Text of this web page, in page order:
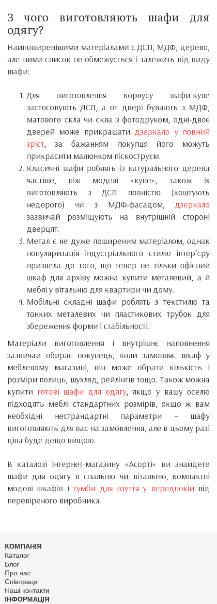
З чого виготовляють шафи для
одягу?
Найпоширенішими матеріалами є ДСП, МДФ, дерево,
але ними список не обмежується і залежить від виду
шафи:
Для виготовлення корпусу шафи-купе
застосовують ДСП, а от двері бувають з МДФ,
матового скла чи скла з фотодруком, одні-двоє
дверей може прикрашати дзеркало у повний
зріст, за бажанням покупця його можуть
прикрасити малюнком піскоструєм.
Класичні шафи роблять із натурального дерева
частіше, ніж моделі «купе», також їх
виготовляють з ДСП повністю (коштують
недорого) чи з МДФ-фасадом, дзеркало
зазвичай розміщують на внутрішній стороні
дверцят.
Метал є не дуже поширеним матеріалом, однак
популяризація індустріального стилю інтер’єру
призвела до того, що тепер не тільки офісний
шкаф для архіву можна купити металевий, а й
меблі у вітальню для квартири чи дому.
Мобільні складні шафи роблять з текстилю та
тонких металевих чи пластикових трубок для
збереження форми і стабільності.
Матеріали виготовлення і внутрішнє наповнення
зазвичай обирає покупець, коли замовляє шкаф у
меблевому магазині, він може обрати кількість і
розміри полиць, шухляд, рейлінгів тощо. Також можна
купити готові шафи для одягу, якщо у вашу оселю
підходять меблі стандартних розмірів, якщо ж вам
необхідні нестрандартні параметри – шафу
виготовляють для вас на замовлення, але в цьому разі
ціна буде дещо вищою.
В каталозі інтернет-магазину «Асорті» ви знайдете
шафи для одягу в спальню чи вітальню, компактні
моделі шкафів ітумби для взуття у передпокій від
перевіреного виробника.
КОМПАНІЯ
Каталог
Блог
Про нас
Співпраця
Наші контакти
ІНФОРМАЦІЯ